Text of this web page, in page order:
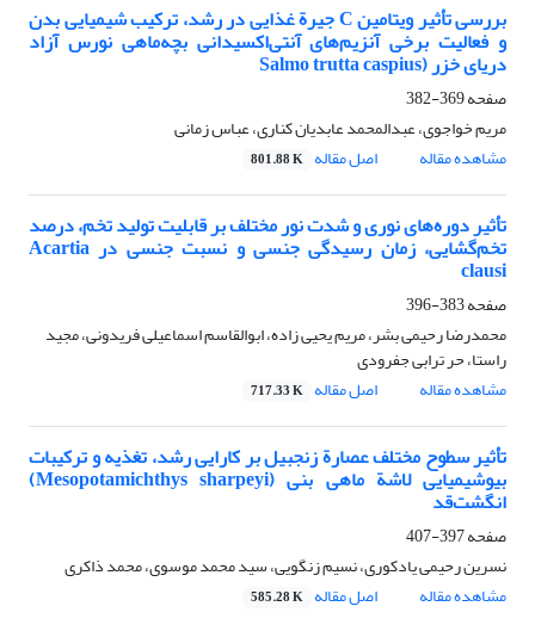
بررسی تأثیر ویتامین C جیرة غذایی در رشد، ترکیب شیمیایی بدن
و فعالیت برخی آنزیم‌های آنتی‌اکسیدانی بچه‌ماهی نورس آزاد
دریای خزر (Salmo trutta caspius
صفحه369-382
مریم خواجوی، عبدالمحمد عابدیان کناری، عباس زمانی
مشاهده مقاله
اصل مقاله 801.88 K
تأثیر دوره‌های نوری و شدت نور مختلف بر قابلیت تولید تخم، درصد
تخم‌گشایی، زمان رسیدگی جنسی و نسبت جنسی در Acartia
clausi
صفحه383-396
محمدرضا رحیمی بشر، مریم یحیی زاده، ابوالقاسم اسماعیلی فریدونی، مجید
راستا، حر ترابی جفرودی
مشاهده مقاله
اصل مقاله 717.33 K
تأثیر سطوح مختلف عصارة زنجبیل بر کارایی رشد، تغذیه و ترکیبات
بیوشیمیایی لاشة ماهی بنی (Mesopotamichthys sharpeyi)
انگشت‌قد
صفحه397-407
نسرین رحیمی یادکوری، نسیم زنگویی، سید محمد موسوی، محمد ذاکری
مشاهده مقاله
اصل مقاله 585.28 K